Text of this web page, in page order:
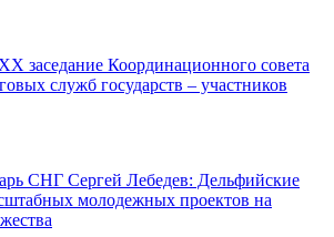
заседание Координационного совета
служб государств – участников
СНГ Сергей Лебедев: Дельфийские
молодежных проектов на